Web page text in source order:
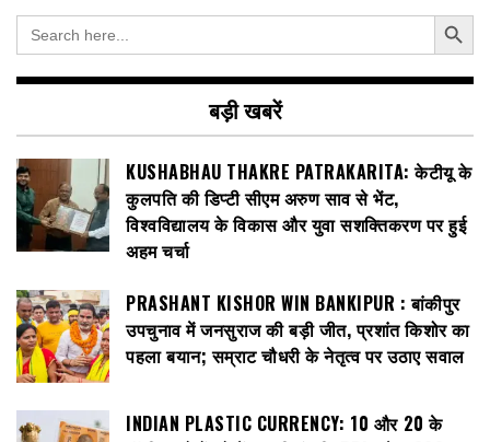
Search
for:
Search Button
बड़ी खबरें
KUSHABHAU THAKRE PATRAKARITA: केटीयू के
कुलपति की डिप्टी सीएम अरुण साव से भेंट,
विश्वविद्यालय के विकास और युवा सशक्तिकरण पर हुई
अहम चर्चा
PRASHANT KISHOR WIN BANKIPUR : बांकीपुर
उपचुनाव में जनसुराज की बड़ी जीत, प्रशांत किशोर का
पहला बयान; सम्राट चौधरी के नेतृत्व पर उठाए सवाल
INDIAN PLASTIC CURRENCY: ₹10 और ₹20 के